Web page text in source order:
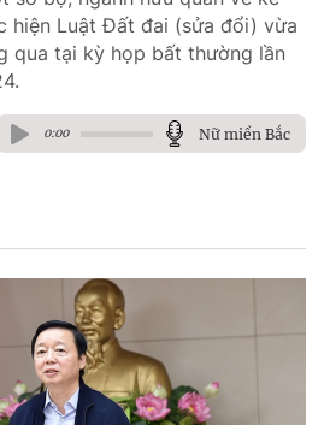
hiện Luật Đất đai (sửa đổi) vừa
qua tại kỳ họp bất thường lần
0:00 Nữ miền Bắc